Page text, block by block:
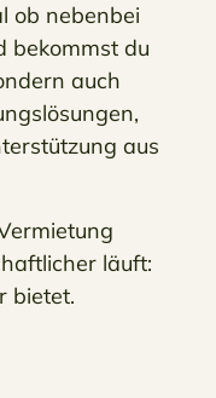
ob nebenbei
bekommst du
auch
aus
läuft:
bietet.